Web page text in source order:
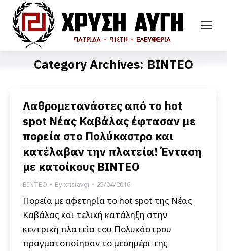
Category Archives: ΒΙΝΤΕΟ
Λαθρομετανάστες από το hot
spot Νέας Καβάλας έφτασαν με
πορεία στο Πολύκαστρο και
κατέλαβαν την πλατεία! Ένταση
με κατοίκους ΒΙΝΤΕΟ
ΒΙΝΤΕΟ Byxrisiavgi 25/04/2016
Πορεία με αφετηρία το hot spot της Νέας
Καβάλας και τελική κατάληξη στην
κεντρική πλατεία του Πολυκάστρου
πραγματοποίησαν το μεσημέρι της